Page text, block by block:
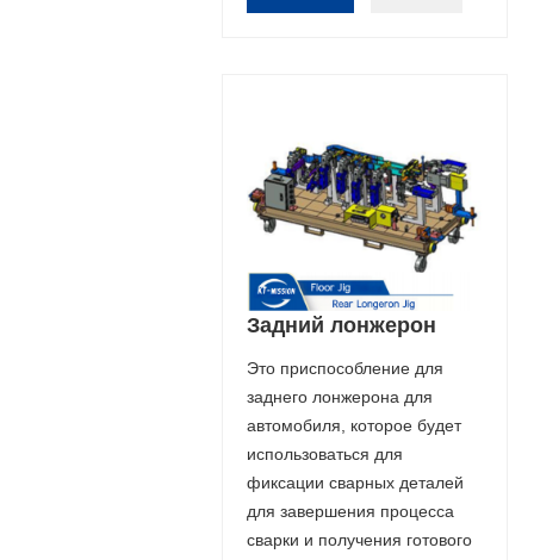
Задний лонжерон
Это приспособление для
заднего лонжерона для
автомобиля, которое будет
использоваться для
фиксации сварных деталей
для завершения процесса
сварки и получения готового